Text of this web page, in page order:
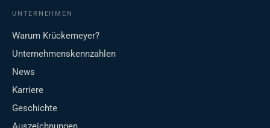
UNTERNEHMEN
Warum Krückemeyer?
Unternehmenskennzahlen
News
Karriere
Geschichte